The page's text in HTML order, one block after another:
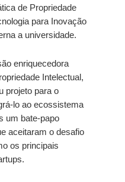
de Propriedade
para Inovação
a universidade.
enriquecedora
Intelectual,
projeto para o
lo ao ecossistema
um bate-papo
aceitaram o desafio
os principais